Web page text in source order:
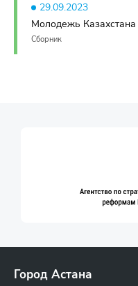
29.09.2023
Молодежь
Сборник
Город Астана